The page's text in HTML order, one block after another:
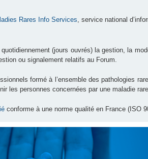
Rares Info Services, service national
(jours ouvrés) la gestion, la
ou signalement relatifs au Forum.
formé à l’ensemble des pathologies
les personnes concernées par une maladie
conforme à une norme qualité en France (ISO